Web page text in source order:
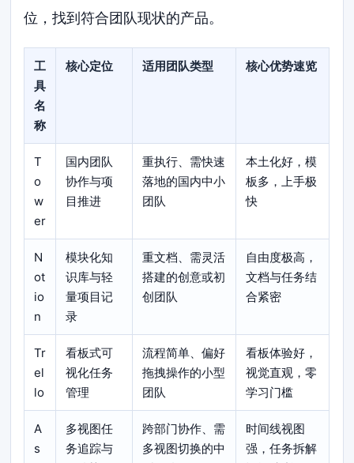
位，找到符合团队现状的产品。
工
具
名
称
核心定位 适用团队类型 核心优势速览
T
o
w
er
国内团队
协作与项
目推进
重执行、需快速
落地的国内中小
团队
本土化好，模
板多，上手极
快
N
ot
io
n
模块化知
识库与轻
量项目记
录
重文档、需灵活
搭建的创意或初
创团队
自由度极高，
文档与任务结
合紧密
Tr
el
lo
看板式可
视化任务
管理
流程简单、偏好
拖拽操作的小型
团队
看板体验好，
视觉直观，零
学习门槛
A
s
多视图任
务追踪与
跨部门协作、需
多视图切换的中
时间线视图
强，任务拆解